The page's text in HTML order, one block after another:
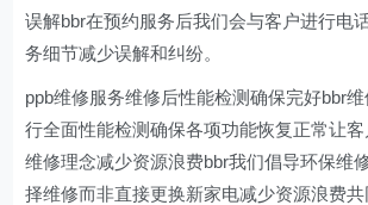
误解bbr在预约服务后我们会与客户进行电
务细节减少误解和纠纷。
ppb维修服务维修后性能检测确保完好bbr
行全面性能检测确保各项功能恢复正常让
维修理念减少资源浪费bbr我们倡导环保维
择维修而非直接更换新家电减少资源浪费